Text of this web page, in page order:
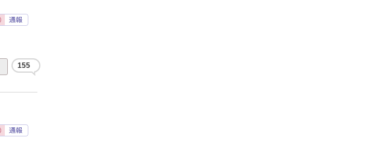
155